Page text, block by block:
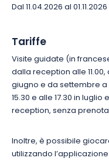
Dal 11.04.2026 al 01.11.2026
Tariffe
Visite guidate (in
dalla reception alle 11.00,
giugno e da settembre a
15.30 e alle 17.30 in
reception, senza
Inoltre, è possibile
utilizzando